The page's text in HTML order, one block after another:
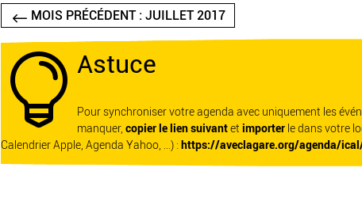
MOIS PRÉCÉDENT : JUILLET 2017
 Astuce
Pour synchroniser votre agenda avec uniquement les
manquer, copier le lien suivantet importer le dans votre
Calendrier Apple, Agenda Yahoo, ...) : https://aveclagare.org/agenda/